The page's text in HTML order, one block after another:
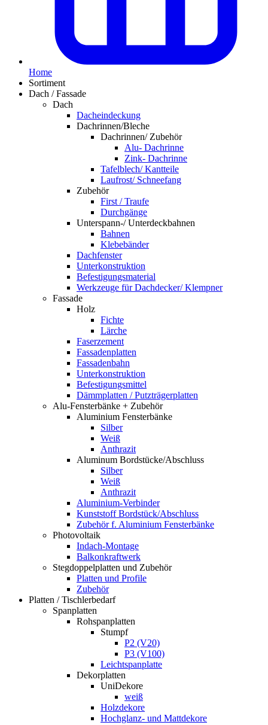
Home
Sortiment
Dach / Fassade
Dach
Dacheindeckung
Dachrinnen/Bleche
Dachrinnen/ Zubehör
Alu- Dachrinne
Zink- Dachrinne
Tafelblech/ Kantteile
Laufrost/ Schneefang
Zubehör
First / Traufe
Durchgänge
Unterspann-/ Unterdeckbahnen
Bahnen
Klebebänder
Dachfenster
Unterkonstruktion
Befestigungsmaterial
Werkzeuge für Dachdecker/ Klempner
Fassade
Holz
Fichte
Lärche
Faserzement
Fassadenplatten
Fassadenbahn
Unterkonstruktion
Befestigungsmittel
Dämmplatten / Putzträgerplatten
Alu-Fensterbänke + Zubehör
Aluminium Fensterbänke
Silber
Weiß
Anthrazit
Aluminum Bordstücke/Abschluss
Silber
Weiß
Anthrazit
Aluminium-Verbinder
Kunststoff Bordstück/Abschluss
Zubehör f. Aluminium Fensterbänke
Photovoltaik
Indach-Montage
Balkonkraftwerk
Stegdoppelplatten und Zubehör
Platten und Profile
Zubehör
Platten / Tischlerbedarf
Spanplatten
Rohspanplatten
Stumpf
P2 (V20)
P3 (V100)
Leichtspanplatte
Dekorplatten
UniDekore
weiß
Holzdekore
Hochglanz- und Mattdekore